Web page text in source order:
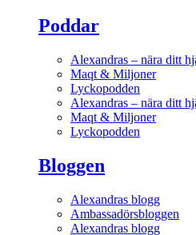
Poddar
Alexandras – nära ditt
Maqt & Miljoner
Lyckopodden
Alexandras – nära ditt
Maqt & Miljoner
Lyckopodden
Bloggen
Alexandras blogg
Ambassadörsbloggen
Alexandras blogg